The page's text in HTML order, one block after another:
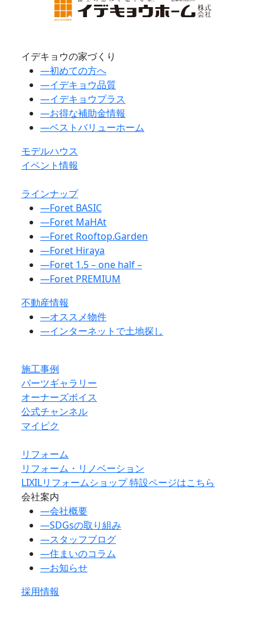
イデキョウの家づくり
―初めての方へ
―イデキョウ品質
―イデキョウプラス
―お得な補助金情報
―ベストバリューホーム
モデルハウス
イベント情報
ラインナップ
―Foret BASIC
―Foret MaHAt
―Foret Rooftop.Garden
―Foret Hiraya
―Foret 1.5 – one half –
―Foret PREMIUM
不動産情報
―オススメ物件
―インターネットで土地探し
施工事例
パーツギャラリー
オーナーズボイス
公式チャンネル
マイピク
リフォーム
リフォーム・リノベーション
LIXILリフォームショップ 特設ページはこちら
会社案内
―会社概要
―SDGsの取り組み
―スタッフブログ
―住まいのコラム
―お知らせ
採用情報